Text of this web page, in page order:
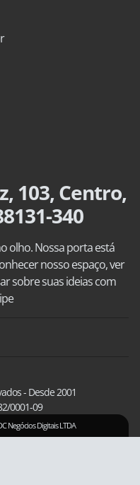
103, Centro,
340
olho. Nossa porta está
nosso espaço, ver
sobre suas ideias com
- Desde 2001
0001-09
Negócios Digitais LTDA